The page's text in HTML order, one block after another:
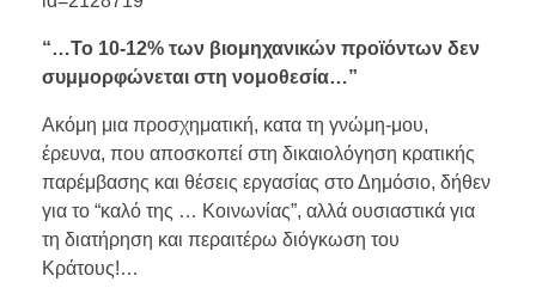
“…Το 10-12% των βιομηχανικών προϊόντων δεν
συμμορφώνεται στη νομοθεσία…”
Ακόμη μια προσχηματική, κατα τη γνώμη-μου,
έρευνα, που αποσκοπεί στη δικαιολόγηση κρατικής
παρέμβασης και θέσεις εργασίας στο Δημόσιο, δήθεν
για το “καλό της … Κοινωνίας”, αλλά ουσιαστικά για
τη διατήρηση και περαιτέρω διόγκωση του
Κράτους!…